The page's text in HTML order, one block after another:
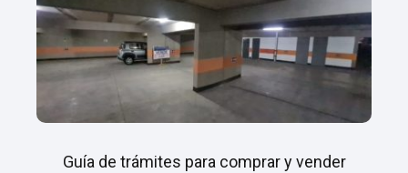
Guía de trámites para comprar y vender